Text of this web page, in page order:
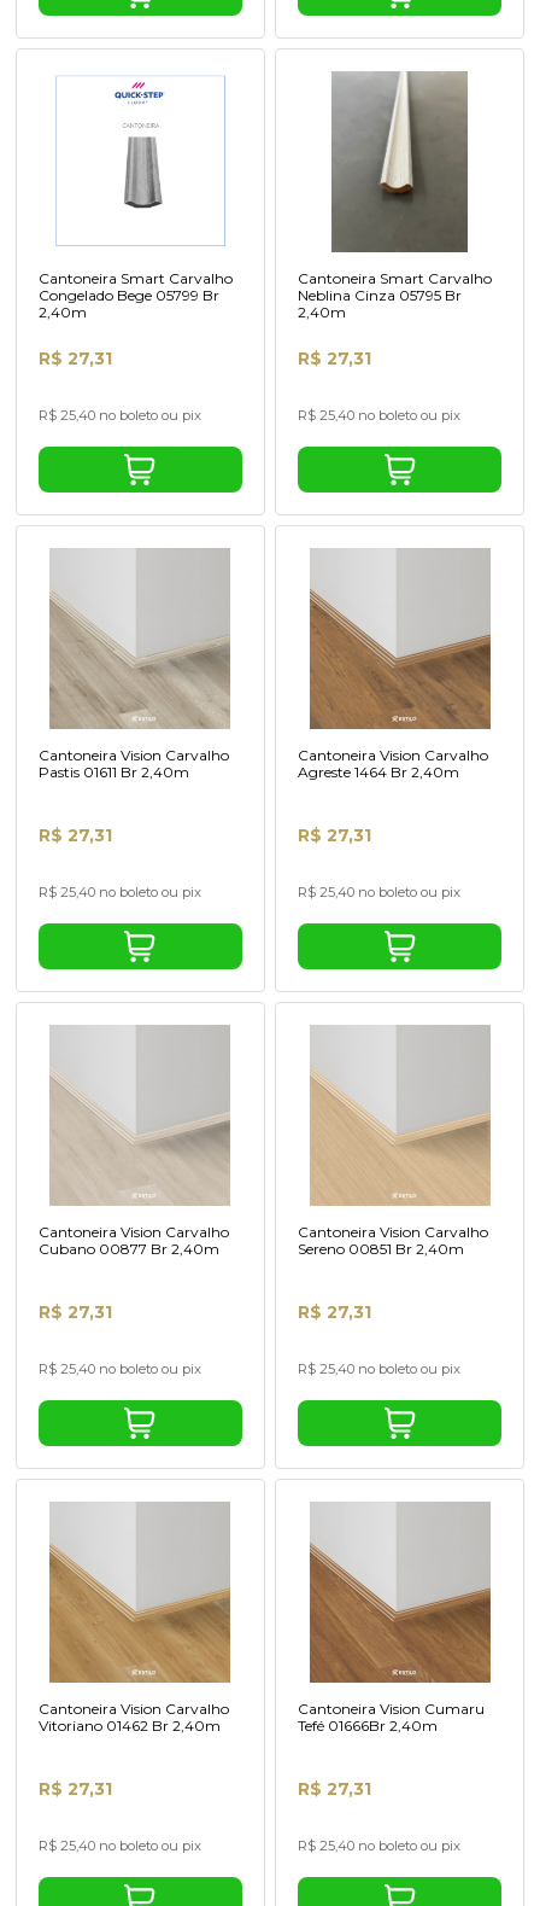
Cantoneira Smart Carvalho
Congelado Bege 05799 Br
2,40m
R$ 27,31
R$ 25,40 no boleto ou pix
Cantoneira Smart Carvalho
Neblina Cinza 05795 Br
2,40m
R$ 27,31
R$ 25,40 no boleto ou pix
Cantoneira Vision Carvalho
Pastis 01611 Br 2,40m
R$ 27,31
R$ 25,40 no boleto ou pix
Cantoneira Vision Carvalho
Agreste 1464 Br 2,40m
R$ 27,31
R$ 25,40 no boleto ou pix
Cantoneira Vision Carvalho
Cubano 00877 Br 2,40m
R$ 27,31
R$ 25,40 no boleto ou pix
Cantoneira Vision Carvalho
Sereno 00851 Br 2,40m
R$ 27,31
R$ 25,40 no boleto ou pix
Cantoneira Vision Carvalho
Vitoriano 01462 Br 2,40m
R$ 27,31
R$ 25,40 no boleto ou pix
Cantoneira Vision Cumaru
Tefé 01666Br 2,40m
R$ 27,31
R$ 25,40 no boleto ou pix